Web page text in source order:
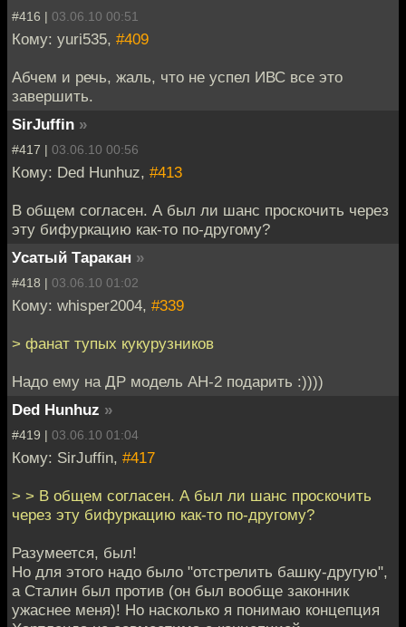
#416 | 03.06.10 00:51
Кому: yuri535, #409
Абчем и речь, жаль, что не успел ИВС все это
завершить.
SirJuffin »
#417 | 03.06.10 00:56
Кому: Ded Hunhuz, #413
В общем согласен. А был ли шанс проскочить через
эту бифуркацию как-то по-другому?
Усатый Таракан »
#418 | 03.06.10 01:02
Кому: whisper2004, #339
> фанат тупых кукурузников
Надо ему на ДР модель АН-2 подарить :))))
Ded Hunhuz »
#419 | 03.06.10 01:04
Кому: SirJuffin, #417
> > В общем согласен. А был ли шанс проскочить
через эту бифуркацию как-то по-другому?
Разумеется, был!
Но для этого надо было "отстрелить башку-другую",
а Сталин был против (он был вообще законник
ужаснее меня)! Но насколько я понимаю концепция